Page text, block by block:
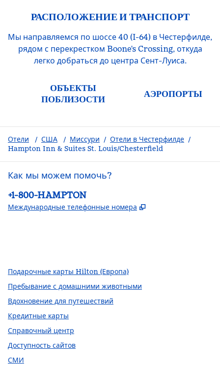
РАСПОЛОЖЕНИЕ И ТРАНСПОРТ
Мы направляемся по шоссе 40 (I-64) в Честерфилде,
рядом с перекрестком Boone's Crossing, откуда
легко добраться до центра Сент-Луиса.
ОБЪЕКТЫ
ПОБЛИЗОСТИ
АЭРОПОРТЫ
Отели / США / Миссури / Отели в Честерфилде /
Hampton Inn & Suites St. Louis/Chesterfield
Как мы можем помочь?
Телефон:
+1-800-HAMPTON
Международные телефонные номера ,
Подарочные карты Hilton (Европа)
Пребывание с домашними животными
Вдохновение для путешествий
Кредитные карты
Справочный центр
Доступность сайтов
СМИ